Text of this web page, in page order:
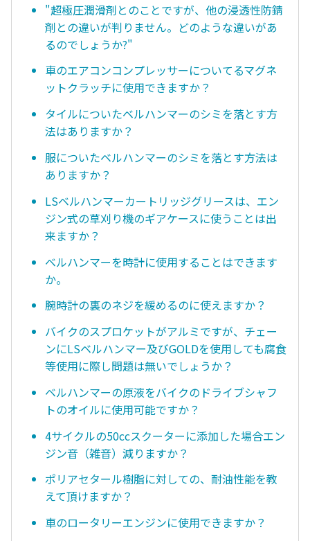
"超極圧潤滑剤とのことですが、他の浸透性防錆
剤との違いが判りません。どのような違いがあ
るのでしょうか?"
車のエアコンコンプレッサーについてるマグネ
ットクラッチに使用できますか？
タイルについたベルハンマーのシミを落とす方
法はありますか？
服についたベルハンマーのシミを落とす方法は
ありますか？
LSベルハンマーカートリッジグリースは、エン
ジン式の草刈り機のギアケースに使うことは出
来ますか？
ベルハンマーを時計に使用することはできます
か。
腕時計の裏のネジを緩めるのに使えますか？
バイクのスプロケットがアルミですが、チェー
ンにLSベルハンマー及びGOLDを使用しても腐食
等使用に際し問題は無いでしょうか？
ベルハンマーの原液をバイクのドライブシャフ
トのオイルに使用可能ですか？
4サイクルの50ccスクーターに添加した場合エン
ジン音（雑音）減りますか？
ポリアセタール樹脂に対しての、耐油性能を教
えて頂けますか？
車のロータリーエンジンに使用できますか？